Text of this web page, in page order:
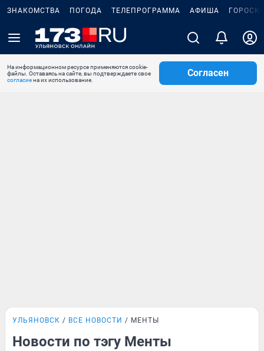
ЗНАКОМСТВА ПОГОДА ТЕЛЕПРОГРАММА АФИША
На информационном ресурсе применяются cookie-
файлы. Оставаясь на сайте, вы подтверждаете свое
согласиена их использование.
Согласен
УЛЬЯНОВСК ВСЕ НОВОСТИ МЕНТЫ
Новости по тэгу Менты